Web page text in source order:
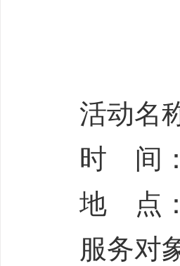
活动名
时 间
地 点
服务对